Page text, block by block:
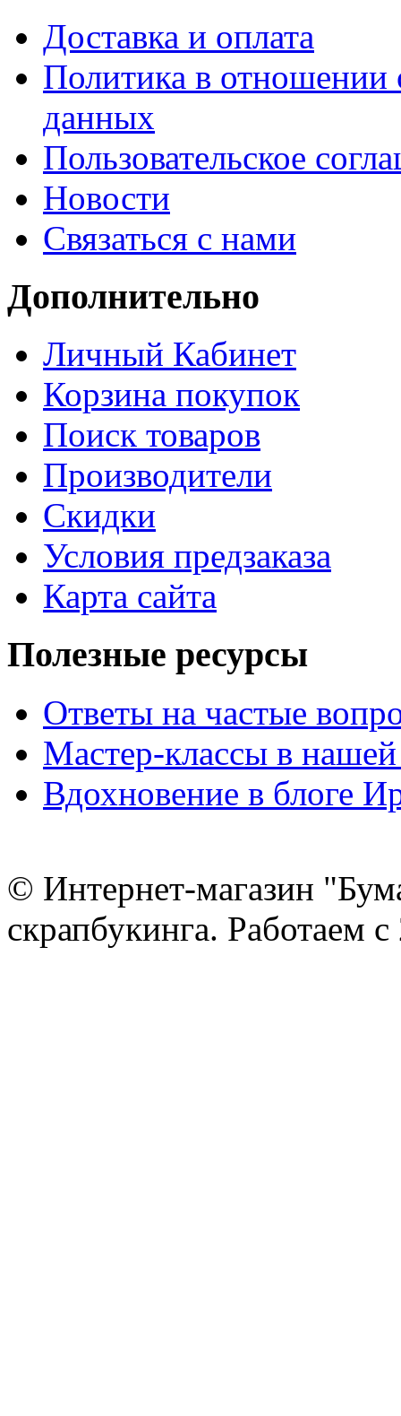
Доставка и оплата
Политика в отношении
данных
Пользовательское
Новости
Связаться с нами
Дополнительно
Личный Кабинет
Корзина покупок
Поиск товаров
Производители
Скидки
Условия предзаказа
Карта сайта
Полезные ресурсы
Ответы на частые
Мастер-классы в нашей
Вдохновение в блоге
© Интернет-магазин
скрапбукинга. Работаем с